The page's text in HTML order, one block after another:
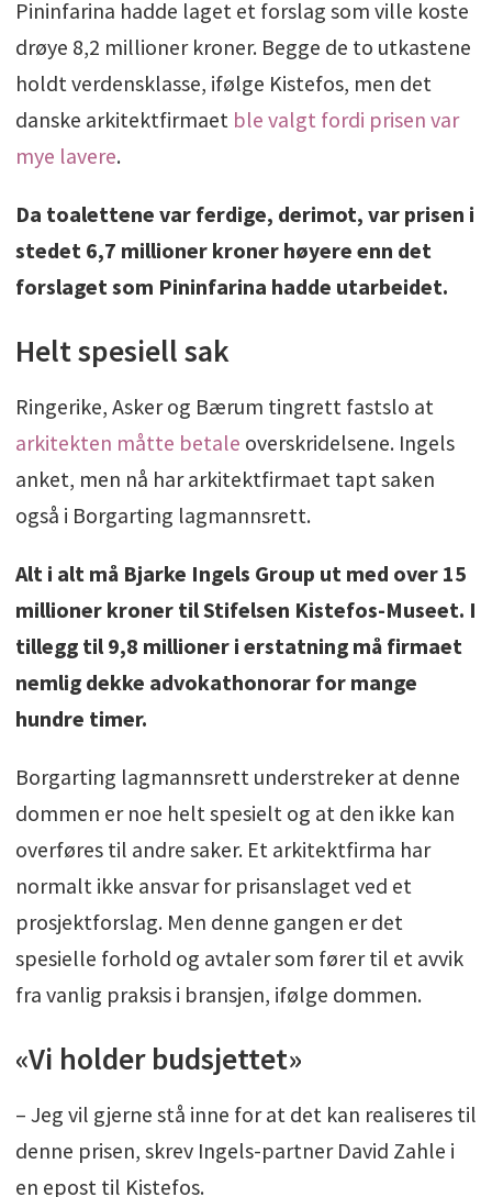
Pininfarina hadde laget et forslag som ville koste
drøye 8,2 millioner kroner. Begge de to utkastene
holdt verdensklasse, ifølge Kistefos, men det
danske arkitektfirmaet ble valgt fordi prisen var
mye lavere.
Da toalettene var ferdige, derimot, var prisen i
stedet 6,7 millioner kroner høyere enn det
forslaget som Pininfarina hadde utarbeidet.
Helt spesiell sak
Ringerike, Asker og Bærum tingrett fastslo at
arkitekten måtte betale overskridelsene. Ingels
anket, men nå har arkitektfirmaet tapt saken
også i Borgarting lagmannsrett.
Alt i alt må Bjarke Ingels Group ut med over 15
millioner kroner til Stifelsen Kistefos-Museet. I
tillegg til 9,8 millioner i erstatning må firmaet
nemlig dekke advokathonorar for mange
hundre timer.
Borgarting lagmannsrett understreker at denne
dommen er noe helt spesielt og at den ikke kan
overføres til andre saker. Et arkitektfirma har
normalt ikke ansvar for prisanslaget ved et
prosjektforslag. Men denne gangen er det
spesielle forhold og avtaler som fører til et avvik
fra vanlig praksis i bransjen, ifølge dommen.
«Vi holder budsjettet»
– Jeg vil gjerne stå inne for at det kan realiseres til
denne prisen, skrev Ingels-partner David Zahle i
en epost til Kistefos.